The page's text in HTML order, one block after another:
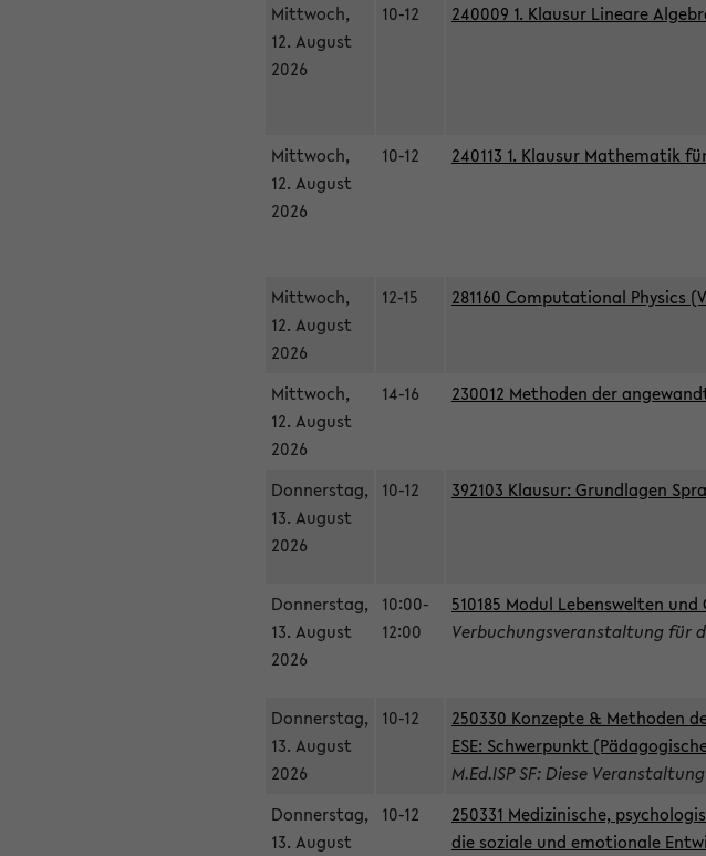
Mittwoch,
12. August
2026
10-12 240009 1. Klausur Lineare
Mittwoch,
12. August
2026
10-12 240113 1. Klausur Mathematik
Mittwoch,
12. August
2026
12-15 281160 Computational Physics
Mittwoch,
12. August
2026
14-16 230012 Methoden der
Donnerstag,
13. August
2026
10-12 392103 Klausur: Grundlagen
Donnerstag,
13. August
2026
10:00-
12:00
510185 Modul Lebenswelten
Verbuchungsveranstaltung für
Donnerstag,
13. August
2026
10-12
250330 Konzepte & Methoden
ESE: Schwerpunkt
M.Ed.ISP SF: Diese
Donnerstag,
13. August
10-12
250331 Medizinische,
die soziale und emotionale